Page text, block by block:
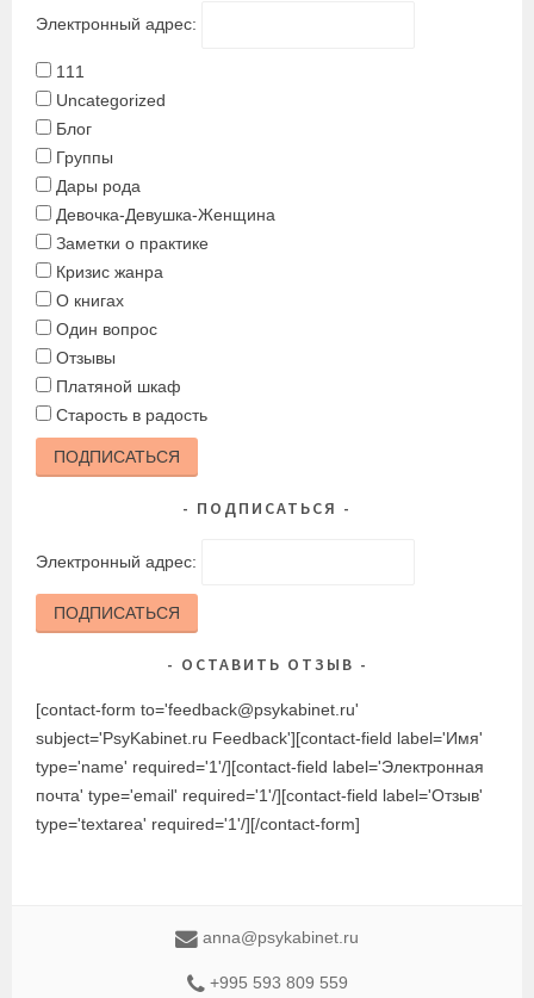
Электронный адрес:
111
Uncategorized
Блог
Группы
Дары рода
Девочка-Девушка-Женщина
Заметки о практике
Кризис жанра
О книгах
Один вопрос
Отзывы
Платяной шкаф
Старость в радость
ПОДПИСАТЬСЯ
ПОДПИСАТЬСЯ
Электронный адрес:
ПОДПИСАТЬСЯ
ОСТАВИТЬ ОТЗЫВ
[contact-form to='feedback@psykabinet.ru'
subject='PsyKabinet.ru Feedback'][contact-field label='Имя'
type='name' required='1'/][contact-field label='Электронная
почта' type='email' required='1'/][contact-field label='Отзыв'
type='textarea' required='1'/][/contact-form]
anna@psykabinet.ru
+995 593 809 559